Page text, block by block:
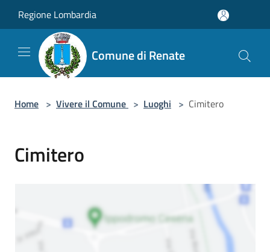
Regione Lombardia
Comune di Renate
Home > Vivere il Comune > Luoghi > Cimitero
Cimitero